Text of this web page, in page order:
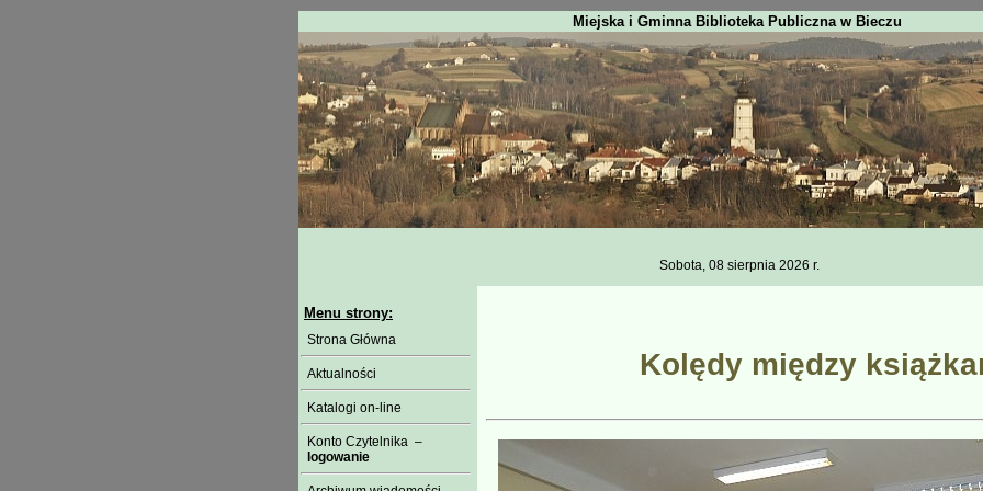
Miejska i Gminna Biblioteka Publiczna w Bieczu
Sobota, 08 sierpnia 2026 r.
Menu strony:
Strona Główna
Aktualności
Katalogi on-line
Konto Czytelnika –
logowanie
Kolędy między